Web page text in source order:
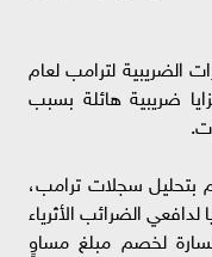
الضريبية لترامب لعام
ضريبية هائلة بسبب
بتحليل سجلات ترامب،
لدافعي الضرائب الأثرياء
لخصم مبلغ مساوٍ